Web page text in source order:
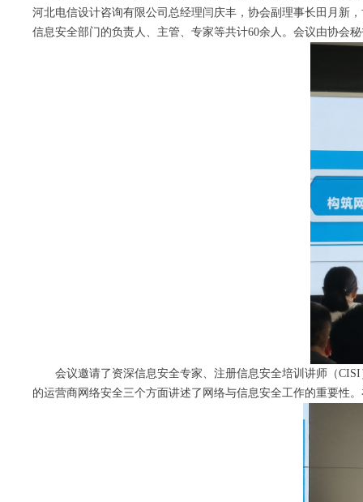
河北电信设计咨询有限公司总经理闫庆丰，协会副理事长田月新
信息安全部门的负责人、主管、专家等共计60余人。会议由协会
会议邀请了资深信息安全专家、注册信息安全培训讲师（
的运营商网络安全三个方面讲述了网络与信息安全工作的重要性